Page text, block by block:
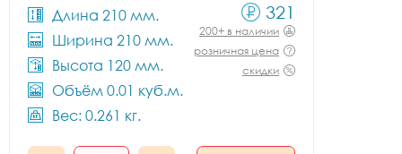
Длина 210 мм.
Ширина 210 мм.
Высота 120 мм.
Объём 0.01 куб.м.
Вес: 0.261 кг.
321
200+ в наличии
розничная цена
скидки